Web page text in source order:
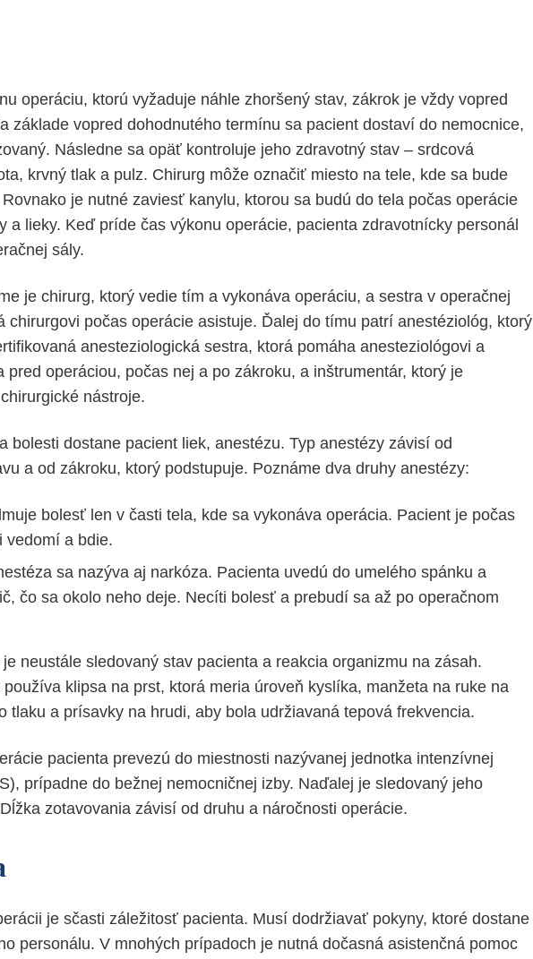
operáciu, ktorú vyžaduje náhle zhoršený stav, zákrok je vždy vopred
základe vopred dohodnutého termínu sa pacient dostaví do nemocnice,
Následne sa opäť kontroluje jeho zdravotný stav – srdcová
krvný tlak a pulz. Chirurg môže označiť miesto na tele, kde sa bude
je nutné zaviesť kanylu, ktorou sa budú do tela počas operácie
a lieky. Keď príde čas výkonu operácie, pacienta zdravotnícky personál
sály.
je chirurg, ktorý vedie tím a vykonáva operáciu, a sestra v operačnej
chirurgovi počas operácie asistuje. Ďalej do tímu patrí anestéziológ, ktorý
anesteziologická sestra, ktorá pomáha anesteziológovi a
pred operáciou, počas nej a po zákroku, a inštrumentár, ktorý je
nástroje.
bolesti dostane pacient liek, anestézu. Typ anestézy závisí od
a od zákroku, ktorý podstupuje. Poznáme dva druhy anestézy:
bolesť len v časti tela, kde sa vykonáva operácia. Pacient je počas
vedomí a bdie.
sa nazýva aj narkóza. Pacienta uvedú do umelého spánku a
čo sa okolo neho deje. Necíti bolesť a prebudí sa až po operačnom
neustále sledovaný stav pacienta a reakcia organizmu na zásah.
používa klipsa na prst, ktorá meria úroveň kyslíka, manžeta na ruke na
tlaku a prísavky na hrudi, aby bola udržiavaná tepová frekvencia.
pacienta prevezú do miestnosti nazývanej jednotka intenzívnej
prípadne do bežnej nemocničnej izby. Naďalej je sledovaný jeho
zotavovania závisí od druhu a náročnosti operácie.
je sčasti záležitosť pacienta. Musí dodržiavať pokyny, ktoré dostane
personálu. V mnohých prípadoch je nutná dočasná asistenčná pomoc